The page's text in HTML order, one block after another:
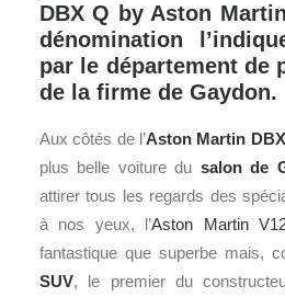
DBX Q by Aston
dénomination
par le département de
de la firme de Gaydon.
Aux côtés de l’Aston Martin DBX
plus belle voiture du salon de
attirer tous les regards des
à nos yeux, l’Aston Martin
fantastique que superbe mais,
SUV, le premier du